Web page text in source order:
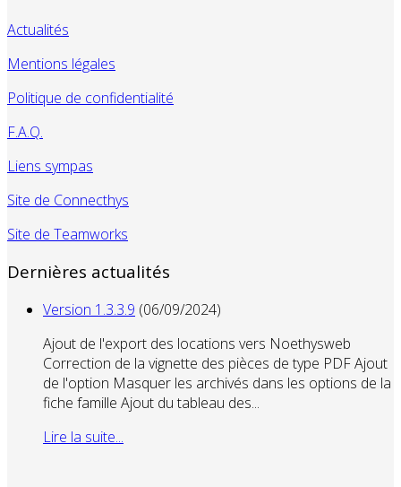
Actualités
Mentions légales
Politique de confidentialité
F.A.Q.
Liens sympas
Site de Connecthys
Site de Teamworks
Dernières actualités
Version 1.3.3.9 (06/09/2024)
Ajout de l'export des locations vers Noethysweb
Correction de la vignette des pièces de type PDF Ajout
de l'option Masquer les archivés dans les options de la
fiche famille Ajout du tableau des...
Lire la suite...